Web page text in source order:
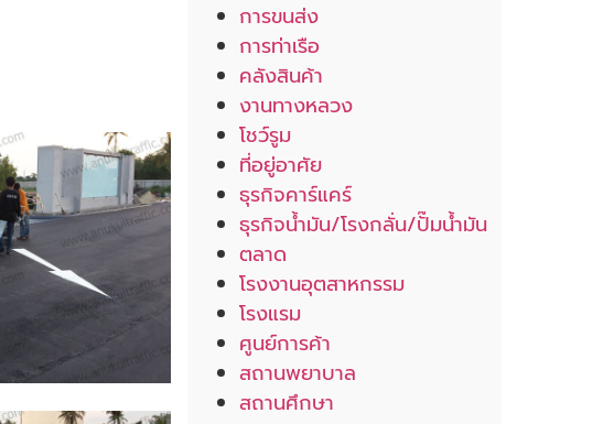
การขนส่ง
การท่าเรือ
คลังสินค้า
งานทางหลวง
โชว์รูม
ที่อยู่อาศัย
ธุรกิจคาร์แคร์
ธุรกิจน้ำมัน/โรงกลั่น/ปั๊มน้ำมัน
ตลาด
โรงงานอุตสาหกรรม
โรงแรม
ศูนย์การค้า
สถานพยาบาล
สถานศึกษา